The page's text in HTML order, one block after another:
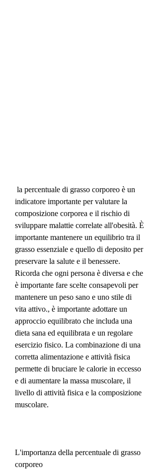
indicatore importante per valutare la
composizione corporea e il rischio di
sviluppare malattie correlate all'obesità. È
importante mantenere un equilibrio tra il
grasso essenziale e quello di deposito per
preservare la salute e il benessere.
Ricorda che ogni persona è diversa e che
è importante fare scelte consapevoli per
mantenere un peso sano e uno stile di
vita attivo., è importante adottare un
approccio equilibrato che includa una
dieta sana ed equilibrata e un regolare
esercizio fisico. La combinazione di una
corretta alimentazione e attività fisica
permette di bruciare le calorie in eccesso
e di aumentare la massa muscolare, il
livello di attività fisica e la composizione
muscolare.
L'importanza della percentuale di grasso
corporeo